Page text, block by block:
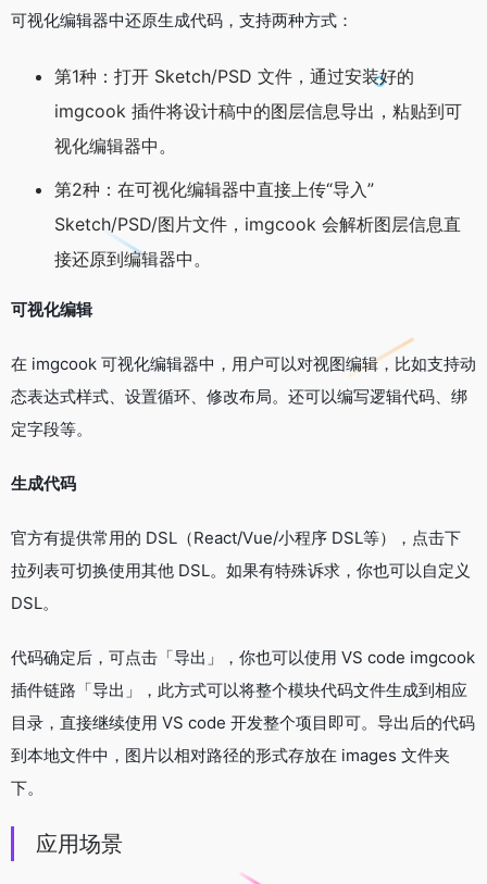
可视化编辑器中还原生成代码，支持两种方式：
第1种：打开 Sketch/PSD 文件，通过安装好的
imgcook 插件将设计稿中的图层信息导出，粘贴到可
视化编辑器中。
第2种：在可视化编辑器中直接上传“导入”
Sketch/PSD/图片文件，imgcook 会解析图层信息直
接还原到编辑器中。
可视化编辑
在 imgcook 可视化编辑器中，用户可以对视图编辑，比如支持动
态表达式样式、设置循环、修改布局。还可以编写逻辑代码、绑
定字段等。
生成代码
官方有提供常用的 DSL（React/Vue/小程序 DSL等），点击下
拉列表可切换使用其他 DSL。如果有特殊诉求，你也可以自定义
DSL。
代码确定后，可点击「导出」，你也可以使用 VS code imgcook
插件链路「导出」，此方式可以将整个模块代码文件生成到相应
目录，直接继续使用 VS code 开发整个项目即可。导出后的代码
到本地文件中，图片以相对路径的形式存放在 images 文件夹
下。
应用场景